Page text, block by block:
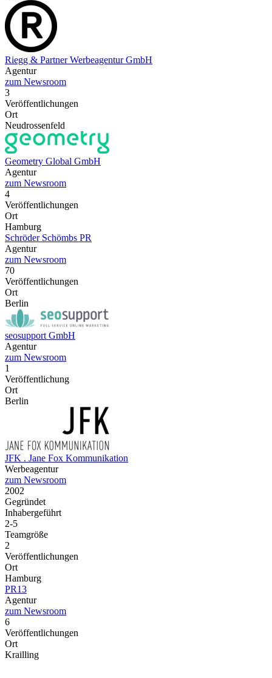
Riegg & Partner Werbeagentur GmbH
Agentur
zum Newsroom
3
Veröffentlichungen
Ort
Neudrossenfeld
Geometry Global GmbH
Agentur
zum Newsroom
4
Veröffentlichungen
Ort
Hamburg
Schröder Schömbs PR
Agentur
zum Newsroom
70
Veröffentlichungen
Ort
Berlin
seosupport GmbH
Agentur
zum Newsroom
1
Veröffentlichung
Ort
Berlin
JFK . Jane Fox Kommunikation
Werbeagentur
zum Newsroom
2002
Gegründet
Inhabergeführt
2-5
Teamgröße
2
Veröffentlichungen
Ort
Hamburg
PR13
Agentur
zum Newsroom
6
Veröffentlichungen
Ort
Krailling